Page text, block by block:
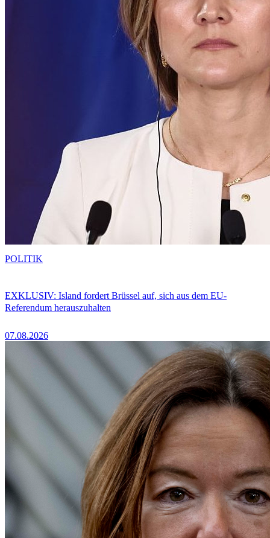
EXKLUSIV: Island fordert Brüssel auf, sich aus dem EU-
Referendum herauszuhalten
07.08.2026
POLITIK